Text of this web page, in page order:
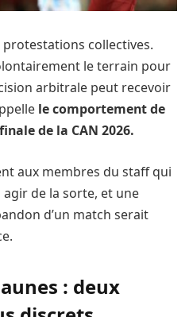
protestations collectives.
le terrain pour
arbitrale peut recevoir
le comportement de
de la CAN 2026.
aux membres du staff qui
de la sorte, et une
d’un match serait
: deux